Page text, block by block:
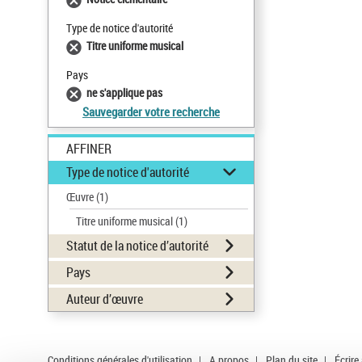
Type de notice d'autorité
Titre uniforme musical
Pays
ne s'applique pas
Sauvegarder votre recherche
AFFINER
Type de notice d'autorité
Œuvre(1)
Titre uniforme musical(1)
Statut de la notice d’autorité
Pays
Auteur d’œuvre